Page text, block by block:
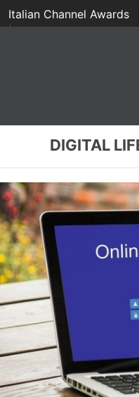
Italian Channel Awards
| ...
DIGITAL